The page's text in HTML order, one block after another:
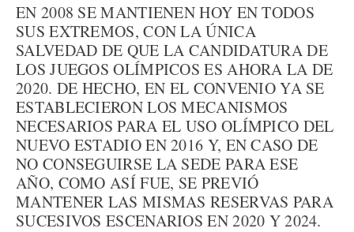
EN 2008 SE MANTIENEN HOY EN TODOS
SUS EXTREMOS, CON LA ÚNICA
SALVEDAD DE QUE LA CANDIDATURA DE
LOS JUEGOS OLÍMPICOS ES AHORA LA DE
2020. DE HECHO, EN EL CONVENIO YA SE
ESTABLECIERON LOS MECANISMOS
NECESARIOS PARA EL USO OLÍMPICO DEL
NUEVO ESTADIO EN 2016 Y, EN CASO DE
NO CONSEGUIRSE LA SEDE PARA ESE
AÑO, COMO ASÍ FUE, SE PREVIÓ
MANTENER LAS MISMAS RESERVAS PARA
SUCESIVOS ESCENARIOS EN 2020 Y 2024.